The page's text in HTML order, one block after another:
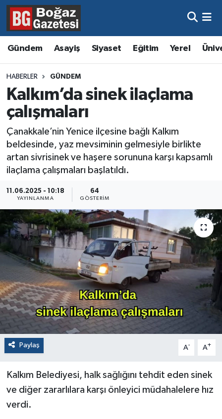
Gündem Asayiş Siyaset Eğitim Yerel
HABERLER GÜNDEM
Kalkım’da sinek ilaçlama
çalışmaları
Çanakkale’nin Yenice ilçesine bağlı Kalkım
beldesinde, yaz mevsiminin gelmesiyle birlikte
artan sivrisinek ve haşere sorununa karşı kapsamlı
ilaçlama çalışmaları başlatıldı.
11.06.2025 - 10:18
YAYINLANMA
64
GÖSTERIM
Paylaş A- A+
Kalkım Belediyesi, halk sağlığını tehdit eden sinek
ve diğer zararlılara karşı önleyici müdahalelere hız
verdi.
Asayiş
Eğitim
Ekonomi
Gündem
Resmi İlanlar
Sağlık
Hava Durumu
Trafik Durumu
Süper Lig Puan Durumu ve Fikstür
Tüm Manşetler
Son Dakika Haberleri